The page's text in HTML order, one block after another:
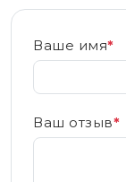
Ваше имя*
Ваш отзыв*